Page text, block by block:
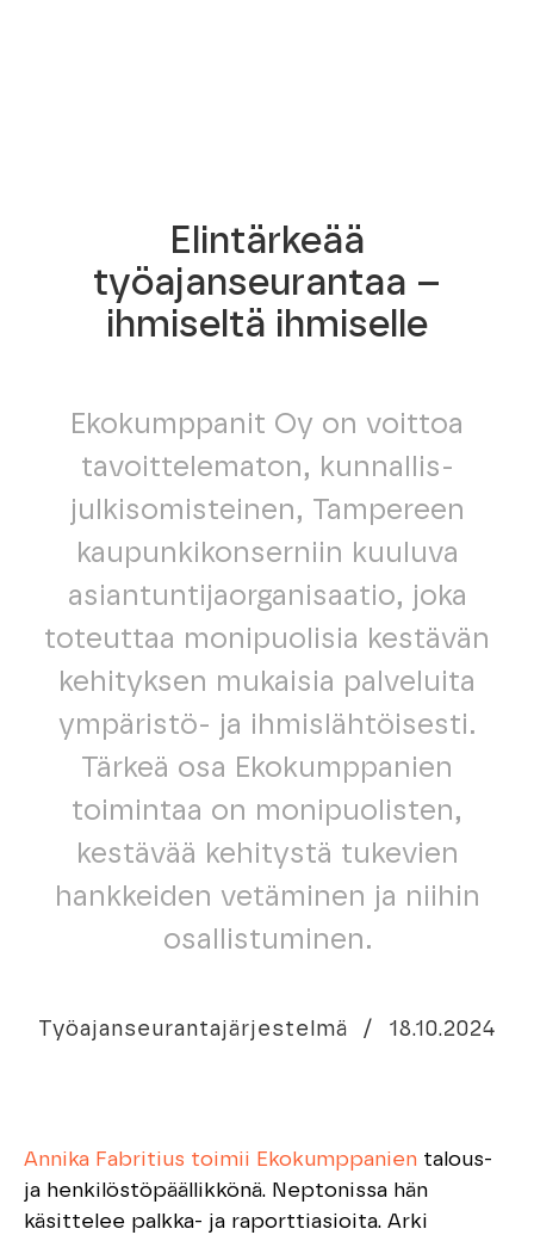
Elintärkeää
työajanseurantaa –
ihmiseltä ihmiselle
Ekokumppanit Oy on voittoa
tavoittelematon, kunnallis-
julkisomisteinen, Tampereen
kaupunkikonserniin kuuluva
asiantuntijaorganisaatio, joka
toteuttaa monipuolisia kestävän
kehityksen mukaisia palveluita
ympäristö- ja ihmislähtöisesti.
Tärkeä osa Ekokumppanien
toimintaa on monipuolisten,
kestävää kehitystä tukevien
hankkeiden vetäminen ja niihin
osallistuminen.
Työajanseurantajärjestelmä / 18.10.2024
Annika Fabritius toimii Ekokumppanien talous-
ja henkilöstöpäällikkönä. Neptonissa hän
käsittelee palkka- ja raporttiasioita. Arki